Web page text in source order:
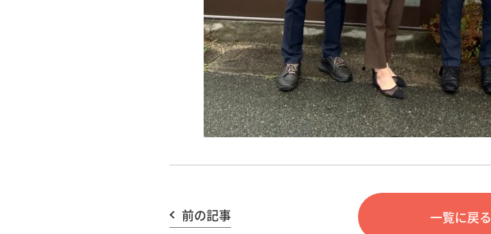
前の記事 一覧に戻る